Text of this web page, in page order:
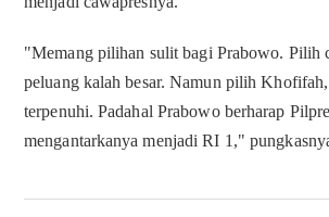
"Memang pilihan sulit bagi Prabowo. Pilih
peluang kalah besar. Namun pilih
terpenuhi. Padahal Prabowo berharap
mengantarkanya menjadi RI 1,"